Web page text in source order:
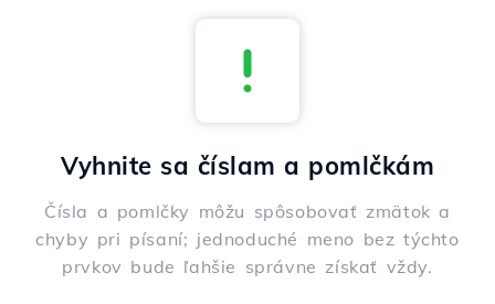
Vyhnite sa číslam a pomlčkám
Čísla a pomlčky môžu spôsobovať zmätok a
chyby pri písaní; jednoduché meno bez týchto
prvkov bude ľahšie správne získať vždy.